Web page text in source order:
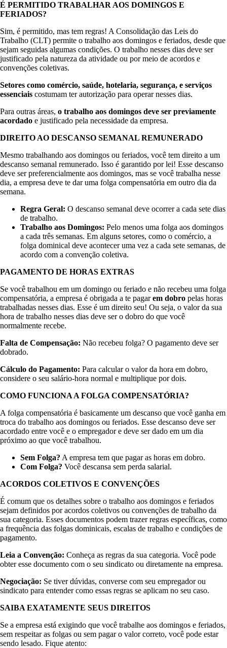
É PERMITIDO TRABALHAR AOS DOMINGOS E
FERIADOS?
Sim, é permitido, mas tem regras! A Consolidação das Leis do
Trabalho (CLT) permite o trabalho aos domingos e feriados, desde que
sejam seguidas algumas condições. O trabalho nesses dias deve ser
justificado pela natureza da atividade ou por meio de acordos e
convenções coletivas.
Setores como comércio, saúde, hotelaria, segurança, e serviços
essenciais costumam ter autorização para operar nesses dias.
Para outras áreas, o trabalho aos domingos deve ser previamente
acordado e justificado pela necessidade da empresa.
DIREITO AO DESCANSO SEMANAL REMUNERADO
Mesmo trabalhando aos domingos ou feriados, você tem direito a um
descanso semanal remunerado. Isso é garantido por lei! Esse descanso
deve ser preferencialmente aos domingos, mas se você trabalha nesse
dia, a empresa deve te dar uma folga compensatória em outro dia da
semana.
Regra Geral: O descanso semanal deve ocorrer a cada sete dias
de trabalho.
Trabalho aos Domingos: Pelo menos uma folga aos domingos
a cada três semanas. Em alguns setores, como o comércio, a
folga dominical deve acontecer uma vez a cada sete semanas, de
acordo com a convenção coletiva.
PAGAMENTO DE HORAS EXTRAS
Se você trabalhou em um domingo ou feriado e não recebeu uma folga
compensatória, a empresa é obrigada a te pagarem dobro pelas horas
trabalhadas nesses dias. Esse é um direito seu! Ou seja, o valor da sua
hora de trabalho nesses dias deve ser o dobro do que você
normalmente recebe.
Falta de Compensação: Não recebeu folga? O pagamento deve ser
dobrado.
Cálculo do Pagamento: Para calcular o valor da hora em dobro,
considere o seu salário-hora normal e multiplique por dois.
COMO FUNCIONA A FOLGA COMPENSATÓRIA?
A folga compensatória é basicamente um descanso que você ganha em
troca do trabalho aos domingos ou feriados. Esse descanso deve ser
acordado entre você e o empregador e deve ser dado em um dia
próximo ao que você trabalhou.
Sem Folga? A empresa tem que pagar as horas em dobro.
Com Folga? Você descansa sem perda salarial.
ACORDOS COLETIVOS E CONVENÇÕES
É comum que os detalhes sobre o trabalho aos domingos e feriados
sejam definidos por acordos coletivos ou convenções de trabalho da
sua categoria. Esses documentos podem trazer regras específicas, como
a frequência das folgas dominicais, escalas de trabalho e condições de
pagamento.
Leia a Convenção: Conheça as regras da sua categoria. Você pode
obter esse documento com o seu sindicato ou diretamente na empresa.
Negociação: Se tiver dúvidas, converse com seu empregador ou
sindicato para entender como essas regras se aplicam no seu caso.
SAIBA EXATAMENTE SEUS DIREITOS
Se a empresa está exigindo que você trabalhe aos domingos e feriados,
sem respeitar as folgas ou sem pagar o valor correto, você pode estar
sendo lesado. Fique atento: